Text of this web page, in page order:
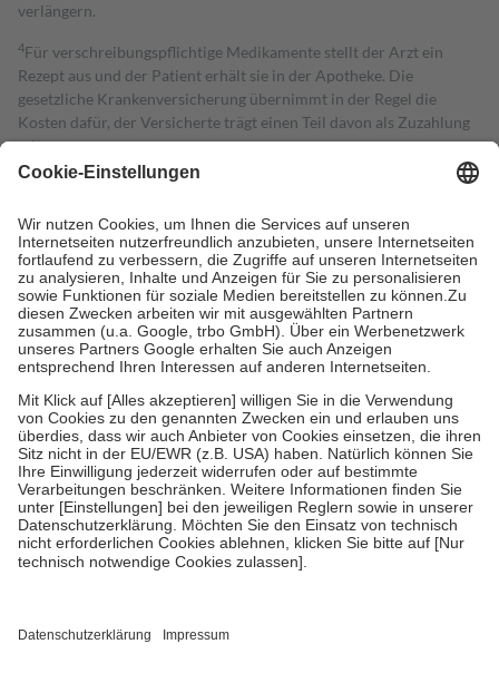
verlängern.
4Für verschreibungspflichtige Medikamente stellt der Arzt ein
Rezept aus und der Patient erhält sie in der Apotheke. Die
gesetzliche Krankenversicherung übernimmt in der Regel die
Kosten dafür, der Versicherte trägt einen Teil davon als Zuzahlung
mit.
Grundsätzlich leisten Mitglieder Zuzahlungen in Höhe von zehn
höchstens zehn Euro.
Es sind jedoch nie mehr als die tatsächlichen
Kosten der Leistung zu entrichten.
Diese Regeln gelten grundsätzlich auch für Online-Apotheken.
Bei Heilmitteln und häuslicher Krankenpflege beträgt die
Zuzahlung zehn Prozent der Kosten sowie zehn Euro je
Verordnung.
Um das Engagement der Versicherten für ihre eigene Gesundheit zu
stärken und die besondere Stellung der Familie zu unterstützen,
fallenkeine Zuzahlungenan bei:
• Kindern und Jugendlichen bis zum vollendeten 18. Lebensjahr
mit Ausnahme der Fahrkosten
• Untersuchungen zur Vorsorge und Früherkennung, die von der
GKV getragen werden
• empfohlenen Schutzimpfungen
• Harn- und Blutteststreifen
getroffen, um sicherzustellen, dass es sich um echte Bewertungen